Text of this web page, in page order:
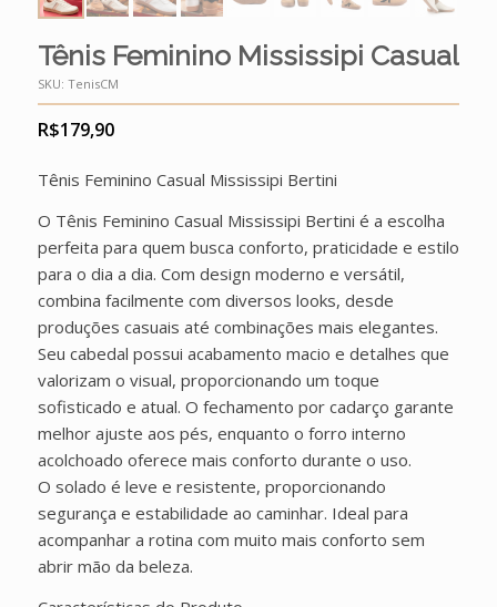
Tênis Feminino Mississipi Casual
SKU: TenisCM
R$179,90
Tênis Feminino Casual Mississipi Bertini
O Tênis Feminino Casual Mississipi Bertini é a escolha
perfeita para quem busca conforto, praticidade e estilo
para o dia a dia. Com design moderno e versátil,
combina facilmente com diversos looks, desde
produções casuais até combinações mais elegantes.
Seu cabedal possui acabamento macio e detalhes que
valorizam o visual, proporcionando um toque
sofisticado e atual. O fechamento por cadarço garante
melhor ajuste aos pés, enquanto o forro interno
acolchoado oferece mais conforto durante o uso.
O solado é leve e resistente, proporcionando
segurança e estabilidade ao caminhar. Ideal para
acompanhar a rotina com muito mais conforto sem
abrir mão da beleza.